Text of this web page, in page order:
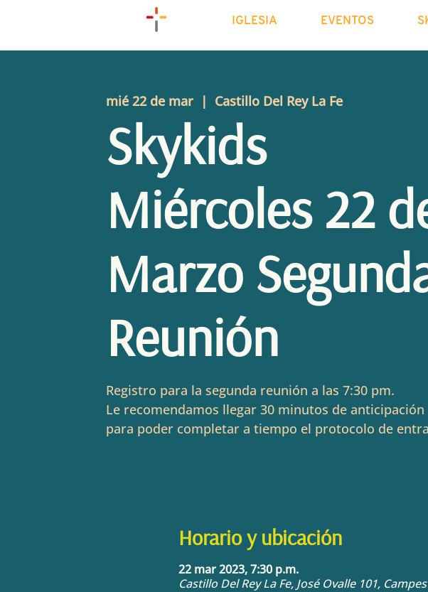
IGLESIA EVENTOS
mié 22 de mar
  |
Castillo Del Rey La Fe
Skykids
Miércoles 22
Marzo
Reunión
Registro para la segunda reunión a las 7:30 pm.
Le recomendamos llegar 30 minutos de anticipación
para poder completar a tiempo el protocolo de
Horario y ubicación
22 mar 2023, 7:30 p.m.
Castillo Del Rey La Fe, José Ovalle 101,